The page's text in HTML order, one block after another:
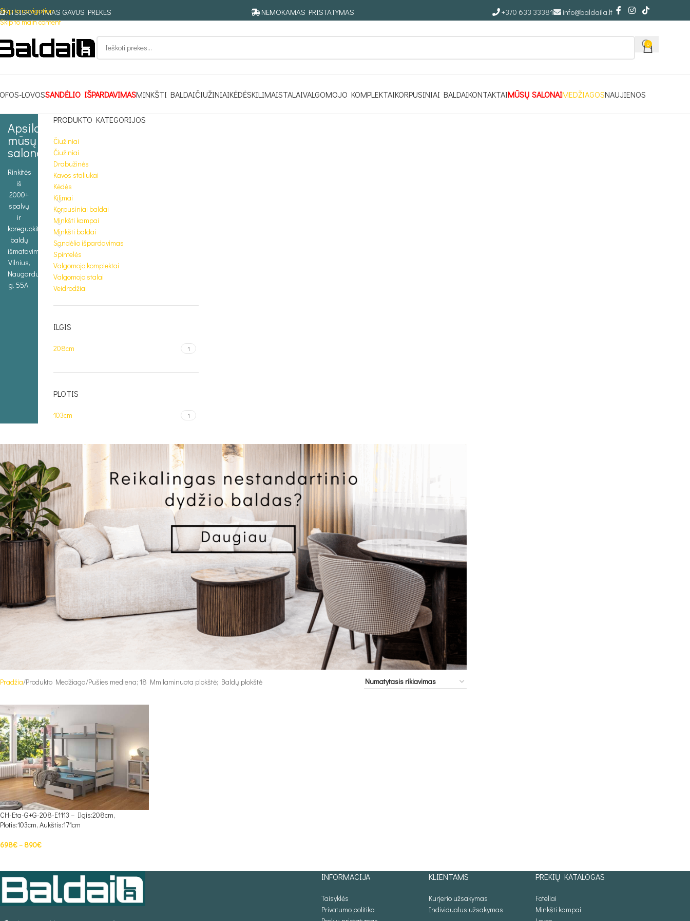
Skip to navigation
Skip to main content
ATSISKAITYMAS GAVUS PREKES NEMOKAMAS PRISTATYMAS +370 633 33381 info@baldaila.lt
0
LOVOSSANDĖLIO IŠPARDAVIMASMINKŠTI BALDAIČIUŽINIAIKĖDĖSKILIMAISTALAIVALGOMOJO KOMPLEKTAIKORPUSINIAI BALDAIKONTAKTAIMŪSŲ SALONAIMEDŽIAGOSNAUJIENOS
Apsilankykite
mūsų
salone
Rinkitės
iš
2000+
spalvų
ir
koreguokite
baldų
išmatavimus.
Vilnius,
Naugarduko
g. 55A.
PRODUKTO KATEGORIJOS
Čiužiniai
Čiužiniai
Drabužinės
Kavos staliukai
Kėdės
Kilimai
Korpusiniai baldai
Minkšti kampai
Minkšti baldai
Sandėlio išpardavimas
Spintelės
Valgomojo komplektai
Valgomojo stalai
Veidrodžiai
ILGIS
208cm 1
PLOTIS
103cm 1
Pradžia Produkto Medžiaga Pušies mediena; 18 Mm laminuota plokštė; Baldų plokštė
CH-Eta-G+G-208-E1113 – Ilgis:208cm,
Plotis:103cm, Aukštis:171cm
698€– 890€
INFORMACIJA
Taisyklės
Privatumo politika
KLIENTAMS
Kurjerio užsakymas
Individualus užsakymas
PREKIŲ KATALOGAS
Foteliai
Minkšti kampai